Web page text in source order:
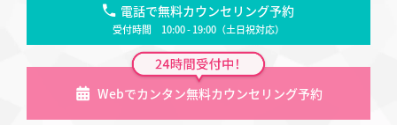
電話で無料カウンセリング予約
受付時間 10:00 - 19:00（土日祝対応）
Webでカンタン無料カウンセリング予約